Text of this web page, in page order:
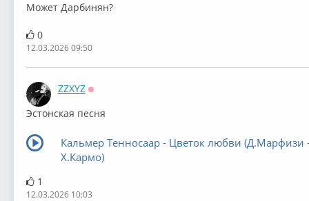
Может Дарбинян?
0
12.03.2026 09:50
ZZXYZ
Эстонская песня
Кальмер Тенносаар - Цветок любви (Д.Марфизи
Х.Кармо)
1
12.03.2026 10:03